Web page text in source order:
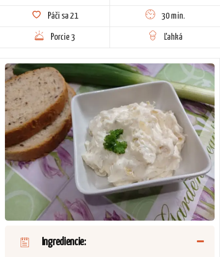
Páči sa 21 30 min.
Porcie 3 Ľahká
Ingrediencie: